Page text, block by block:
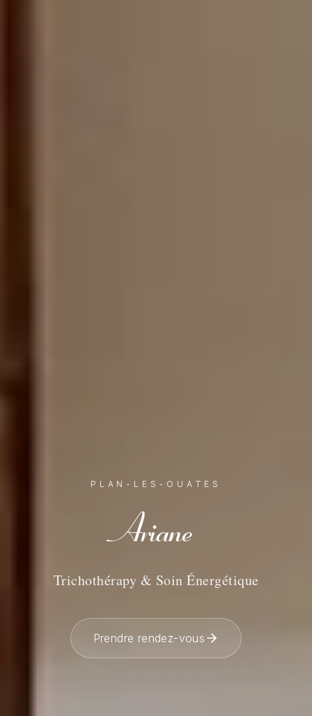
PLAN-LES-OUATES
Ariane
Trichothérapy & Soin Énergétique
Prendre rendez-vous